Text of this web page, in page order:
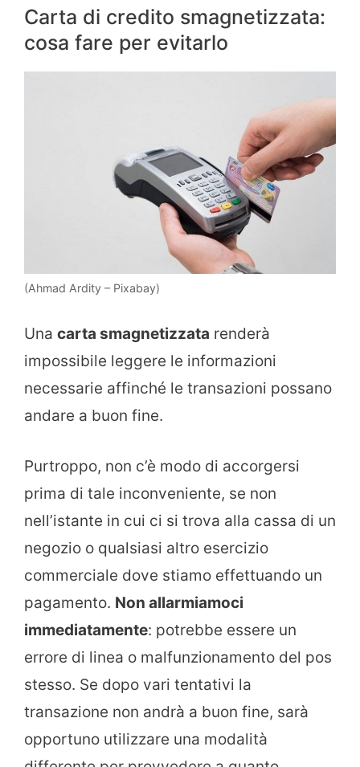
Carta di credito smagnetizzata:
cosa fare per evitarlo
(Ahmad Ardity – Pixabay)
Una carta smagnetizzata renderà
impossibile leggere le informazioni
necessarie affinché le transazioni possano
andare a buon fine.
Purtroppo, non c’è modo di accorgersi
prima di tale inconveniente, se non
nell’istante in cui ci si trova alla cassa di un
negozio o qualsiasi altro esercizio
commerciale dove stiamo effettuando un
pagamento. Non allarmiamoci
immediatamente: potrebbe essere un
errore di linea o malfunzionamento del pos
stesso. Se dopo vari tentativi la
transazione non andrà a buon fine, sarà
opportuno utilizzare una modalità